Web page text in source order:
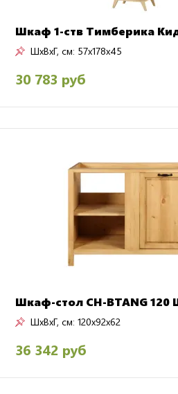
Шкаф 1-ств Тимберика
ШxВxГ, см: 57x178x45
30 783 руб
Шкаф-стол CH-BTANG 120
ШxВxГ, см: 120x92x62
36 342 руб